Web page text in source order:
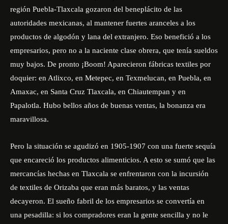
región Puebla-Tlaxcala gozaron del beneplácito de las
autoridades mexicanas, al mantener fuertes aranceles a los
productos de algodón y lana del extranjero. Eso benefició a los
empresarios, pero no a la naciente clase obrera, que tenía sueldos
muy bajos. De pronto ¡Boom! Aparecieron fábricas textiles por
doquier: en Atlixco, en Metepec, en Texmelucan, en Puebla, en
Amaxac, en Santa Cruz Tlaxcala, en Chiautempan y en
Papalotla. Hubo bellos años de buenas ventas, la bonanza era
maravillosa.
Pero la situación se agudizó en 1905-1907 con una fuerte sequía
que encareció los productos alimenticios. A esto se sumó que las
mercancías hechas en Tlaxcala se enfrentaron con la incursión
de textiles de Orizaba que eran más baratos, y las ventas
decayeron. El sueño fabril de los empresarios se convertía en
una pesadilla: si los compradores eran la gente sencilla y no le